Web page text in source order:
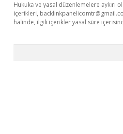
Hukuka ve yasal düzenlemelere aykırı
içerikleri,
halinde, ilgili içerikler yasal süre